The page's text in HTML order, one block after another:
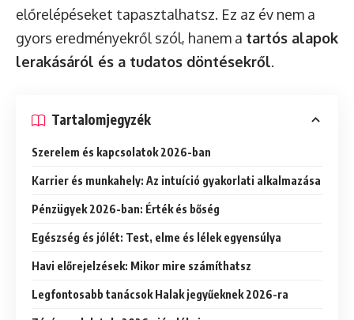
előrelépéseket tapasztalhatsz. Ez az év nem a
gyors eredményekről szól, hanem a tartós alapok
lerakásáról és a tudatos döntésekről.
Tartalomjegyzék
Szerelem és kapcsolatok 2026-ban
Karrier és munkahely: Az intuíció gyakorlati alkalmazása
Pénzügyek 2026-ban: Érték és bőség
Egészség és jólét: Test, elme és lélek egyensúlya
Havi előrejelzések: Mikor mire számíthatsz
Legfontosabb tanácsok Halak jegyűeknek 2026-ra